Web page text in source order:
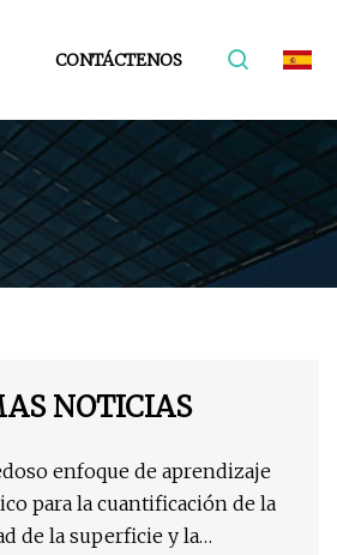
CONTÁCTENOS
NOTICIAS
enfoque de aprendizaje
para la cuantificación de la
de la superficie y la